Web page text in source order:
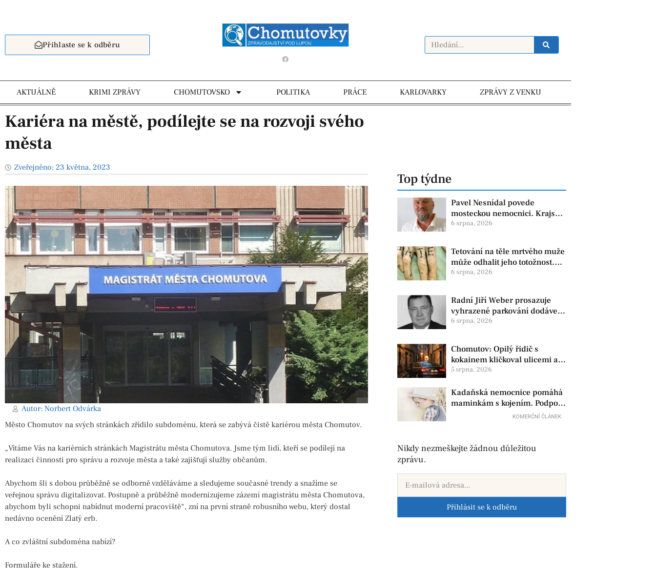
Přihlaste se k odběru
AKTUÁLNĚ KRIMI ZPRÁVY CHOMUTOVSKO POLITIKA PRÁCE KARLOVARKY ZPRÁVY Z VENKU
Kariéra na městě, podílejte se na rozvoji svého
města
Zveřejněno: 23 května, 2023
Autor: Norbert Odvárka
Město Chomutov na svých stránkách zřídilo subdoménu, která se zabývá čistě kariérou města Chomutov.
„Vítáme Vás na kariérních stránkách Magistrátu města Chomutova. Jsme tým lidí, kteří se podílejí na
realizaci činnosti pro správu a rozvoje města a také zajišťují služby občanům.
Abychom šli s dobou průběžně se odborně vzděláváme a sledujeme současné trendy a snažíme se
veřejnou správu digitalizovat. Postupně a průběžně modernizujeme zázemí magistrátu města Chomutova,
abychom byli schopni nabídnut moderní pracoviště“, zní na první straně robusního webu, který dostal
nedávno ocenění Zlatý erb.
A co zvláštní subdoména nabízí?
Formuláře ke stažení.
Top týdne
Pavel Nesnídal povede
mosteckou nemocnici. Krajská
zdravotní oznámila změnu ve
6 srpna, 2026
Tetování na těle mrtvého muže
může odhalit jeho totožnost.
Policie žádá o pomoc
6 srpna, 2026
Radní Jiří Weber prosazuje
vyhrazené parkování dodávek
v Chomutově
6 srpna, 2026
Chomutov: Opilý řidič s
kokainem kličkoval ulicemi a
zkoušel uplatit policisty
5 srpna, 2026
Kadaňská nemocnice pomáhá
maminkám s kojením. Podpora
začíná už před porodem
KOMERČNÍ ČLÁNEK
Nikdy nezmeškejte žádnou důležitou
zprávu.
Přihlásit se k odběru